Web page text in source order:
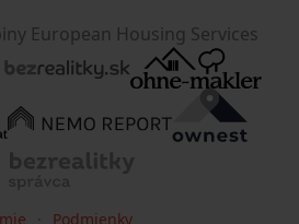
European Housing Services
Podmienky